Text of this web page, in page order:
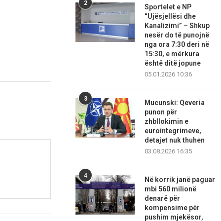
2
Sportelet e NP
“Ujësjellësi dhe
Kanalizimi” – Shkup
nesër do të punojnë
nga ora 7:30 deri në
15:30, e mërkura
është ditë jopune
05.01.2026 10:36
3
Mucunski: Qeveria
punon për
zhbllokimin e
eurointegrimeve,
detajet nuk thuhen
03.08.2026 16:35
4
Në korrik janë paguar
mbi 560 milionë
denarë për
kompensime për
pushim mjekësor,